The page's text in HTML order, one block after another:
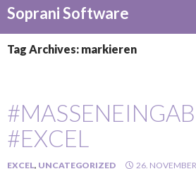
Soprani Software
TO
CONTENT
Tag Archives: markieren
#EXCEL
EXCEL, UNCATEGORIZED 26.